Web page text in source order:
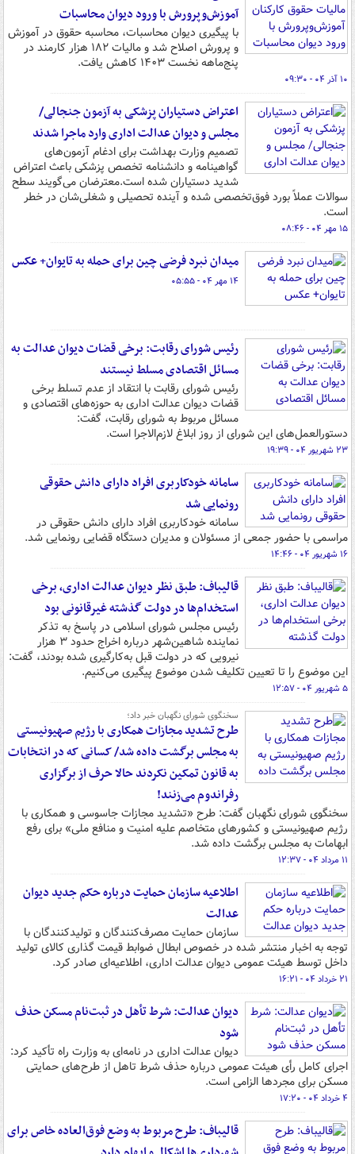
آموزش‌وپرورش با ورود دیوان محاسبات
با پیگیری دیوان محاسبات، محاسبه حقوق در آموزش
و پرورش اصلاح شد و مالیات ۱۸۲ هزار کارمند در
پنج‌ماهه نخست ۱۴۰۳ کاهش یافت.
۱۰ آذر ۰۴ - ۰۹:۳۰
اعتراض دستیاران پزشکی به آزمون جنجالی/
مجلس و دیوان عدالت اداری وارد ماجرا شدند
تصمیم وزارت بهداشت برای ادغام آزمون‌های
گواهینامه و دانشنامه تخصص پزشکی باعث اعتراض
شدید دستیاران شده است.معترضان می‌گویند سطح
سوالات عملاً بورد فوق‌تخصصی شده و آینده تحصیلی و شغلی‌شان در خطر
است.
۱۵ مهر ۰۴ - ۰۸:۴۶
میدان نبرد فرضی چین برای حمله به تایوان+ عکس
۱۴ مهر ۰۴ - ۰۵:۵۵
رئیس شورای رقابت: برخی قضات دیوان عدالت به
مسائل اقتصادی مسلط نیستند
رئیس شورای رقابت با انتقاد از عدم تسلط برخی
قضات دیوان عدالت اداری به حوزه‌های اقتصادی و
مسائل مربوط به شورای رقابت، گفت:
دستورالعمل‌های این شورای از روز ابلاغ لازم‌الاجرا است.
۲۳ شهریور ۰۴ - ۱۹:۳۹
سامانه خودکاربری افراد دارای دانش حقوقی
رونمایی شد
سامانه خودکاربری افراد دارای دانش حقوقی در
مراسمی با حضور جمعی از مسئولان و مدیران دستگاه قضایی رونمایی شد.
۱۶ شهریور ۰۴ - ۱۴:۴۶
قالیباف: طبق نظر دیوان عدالت اداری، برخی
استخدام‌ها در دولت گذشته غیرقانونی بود
رئیس مجلس شورای اسلامی در پاسخ به تذکر
نماینده شاهین‌شهر درباره اخراج حدود ۳ هزار
نیرویی که در دولت قبل به‌کارگیری شده بودند، گفت:
این موضوع را تا تعیین تکلیف شدن موضوع پیگیری می‌کنیم.
۵ شهریور ۰۴ - ۱۲:۵۷
سخنگوی شورای نگهبان خبر داد؛
طرح تشدید مجازات همکاری با رژیم صهیونیستی
به مجلس برگشت داده شد/ کسانی که در انتخابات
به قانون تمکین نکردند حالا حرف از برگزاری
رفراندوم می‌زنند!
سخنگوی شورای نگهبان گفت: طرح «تشدید مجازات جاسوسی و همکاری با
رژیم صهیونیستی و کشورهای متخاصم علیه امنیت و منافع ملی» برای رفع
ابهامات به مجلس برگشت داده شد.
۱۱ مرداد ۰۴ - ۱۲:۳۷
اطلاعیه سازمان حمایت درباره حکم جدید دیوان
عدالت
سازمان حمایت مصرف‌کنندگان و تولیدکنندگان با
توجه به اخبار منتشر شده در خصوص ابطال ضوابط قیمت گذاری کالای تولید
داخل توسط هیئت عمومی دیوان عدالت اداری، اطلاعیه‌ای صادر کرد.
۲۱ خرداد ۰۴ - ۱۶:۲۱
دیوان عدالت: شرط تأهل در ثبت‌نام مسکن حذف
شود
دیوان عدالت اداری در نامه‌ای به وزارت راه تأکید کرد:
اجرای کامل رأی هیئت عمومی درباره حذف شرط تاهل از طرح‌های حمایتی
مسکن برای مجردها الزامی است.
۴ خرداد ۰۴ - ۱۷:۲۰
قالیباف: طرح مربوط به وضع فوق­‌العاده خاص برای